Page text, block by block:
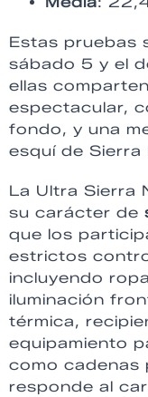
Estas pruebas
sábado 5 y el
ellas
espectacular,
fondo, y una
esquí de Sierra
La Ultra Sierra
su carácter de
que los
estrictos
incluyendo
iluminación
térmica,
equipamiento
como cadenas
responde al